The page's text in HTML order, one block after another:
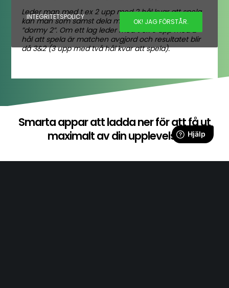
Leder man med t ex 2 upp med 2 hål kvar att spela
kan man som sämst dela matchen, då är man
”dormy 2”. Om ett lag leder med t ex 3 upp med 2
hål att spela är matchen avgjord och resultatet blir
då 3&2 (3 upp med två hål kvar att spela).
Smarta appar att ladda ner för att få ut
maximalt av din upplevelse
INTEGRITETSPOLICY
OK! JAG FÖRSTÅR.